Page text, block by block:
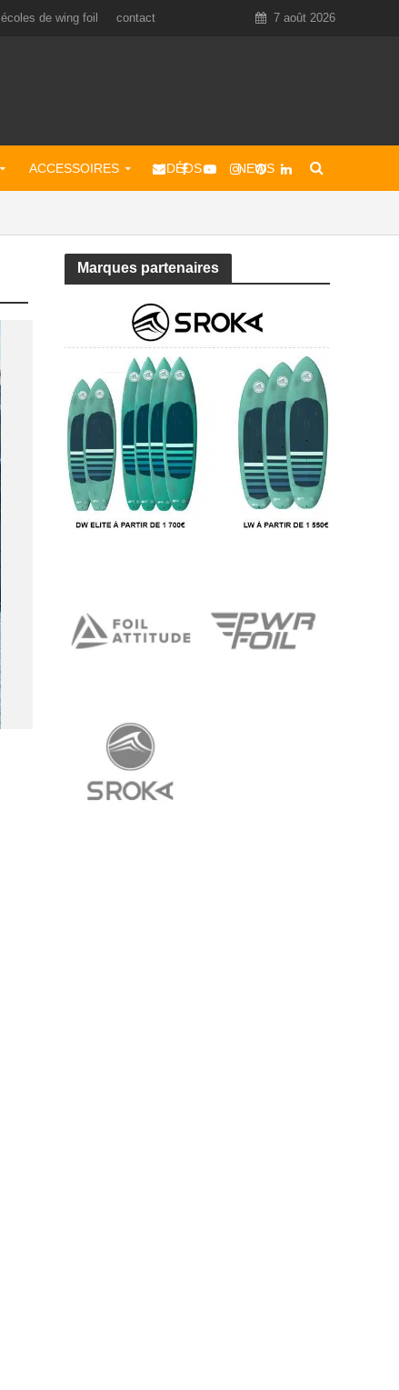
écoles de wing foil contact 7 août 2026
ACCESSOIRES VIDÉOS NEWS
Marques partenaires